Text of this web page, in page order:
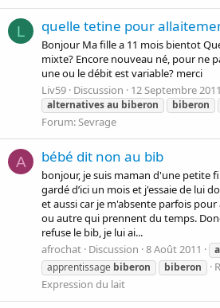
L quelle tetine pour
Bonjour Ma fille a 11 mois bientot
mixte? Encore nouveau né, pour ne
une ou le débit est variable? merci
Liv59 Discussion 12 Septembre 2011
alternativesau biberon biberon
Forum:Sevrage
A bébé dit non au bib
bonjour, je suis maman d'une petite
gardé d’ici un mois et j'essaie de lui
et aussi car je m'absente parfois
ou autre qui prennent du temps.
refuse le bib, je lui ai...
afrochat Discussion 8 Août 2011
apprentissage biberon biberon
Expression du lait